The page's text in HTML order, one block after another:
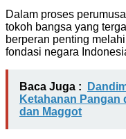
Dalam proses
tokoh bangsa yang
berperan penting
fondasi negara
Baca Juga :
Ketahanan Pangan
dan Maggot